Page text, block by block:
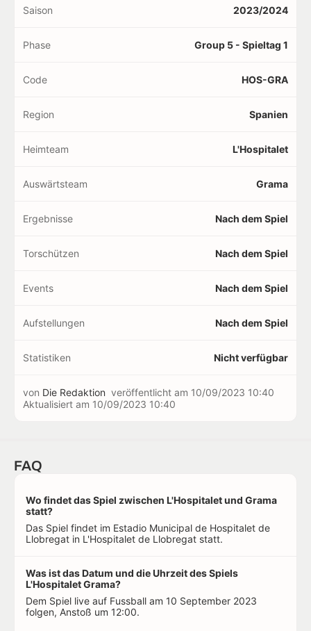
Saison 2023/2024
Phase Group 5 - Spieltag 1
Code HOS-GRA
Region Spanien
Heimteam L'Hospitalet
Auswärtsteam Grama
Ergebnisse Nach dem Spiel
Torschützen Nach dem Spiel
Events Nach dem Spiel
Aufstellungen Nach dem Spiel
Statistiken Nicht verfügbar
von Die Redaktion veröffentlicht am 10/09/2023 10:40
Aktualisiert am 10/09/2023 10:40
FAQ
Wo findet das Spiel zwischen L'Hospitalet und Grama
statt?
Das Spiel findet im Estadio Municipal de Hospitalet de
Llobregat in L'Hospitalet de Llobregat statt.
Was ist das Datum und die Uhrzeit des Spiels
L'Hospitalet Grama?
Dem Spiel live auf Fussball am 10 September 2023
folgen, Anstoß um 12:00.